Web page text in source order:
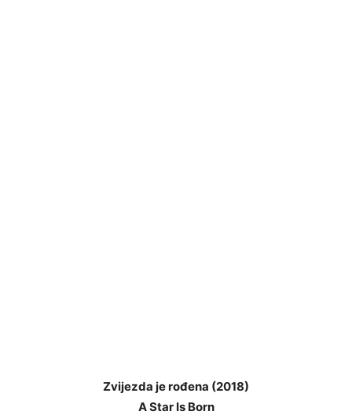
Zvijezda je rođena (2018)
A Star Is Born